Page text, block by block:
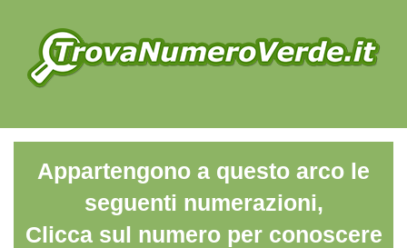
Appartengono a questo arco le
seguenti numerazioni,
Clicca sul numero per conoscere